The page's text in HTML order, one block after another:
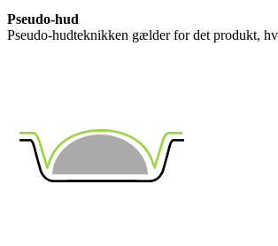
Pseudo-hud
Pseudo-hudteknikken gælder for det produkt,